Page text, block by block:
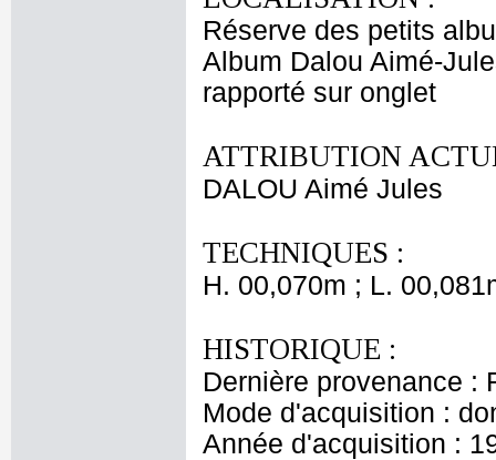
Réserve des petits
Album Dalou Aimé-
rapporté sur onglet
ATTRIBUTION
DALOU Aimé Jules
TECHNIQUES :
H. 00,070m ; L.
HISTORIQUE :
Dernière provenance :
Mode d'acquisition :
Année d'acquisition :